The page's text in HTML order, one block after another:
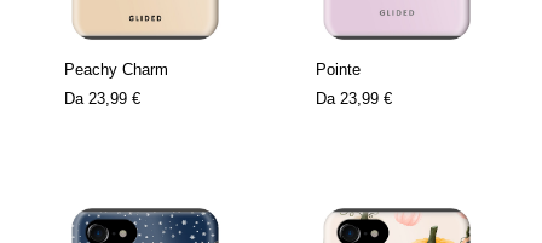
Peachy Charm
Da 23,99 €
Pointe
Da 23,99 €